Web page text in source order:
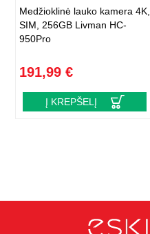
Medžioklinė lauko kamera 4K,
SIM, 256GB Livman HC-
950Pro
191,99 €
Į KREPŠELĮ